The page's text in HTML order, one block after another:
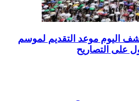
اليوم موعد التقديم لموسم